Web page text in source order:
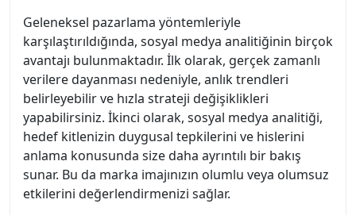
Geleneksel pazarlama yöntemleriyle
karşılaştırıldığında, sosyal medya analitiğinin birçok
avantajı bulunmaktadır. İlk olarak, gerçek zamanlı
verilere dayanması nedeniyle, anlık trendleri
belirleyebilir ve hızla strateji değişiklikleri
yapabilirsiniz. İkinci olarak, sosyal medya analitiği,
hedef kitlenizin duygusal tepkilerini ve hislerini
anlama konusunda size daha ayrıntılı bir bakış
sunar. Bu da marka imajınızın olumlu veya olumsuz
etkilerini değerlendirmenizi sağlar.